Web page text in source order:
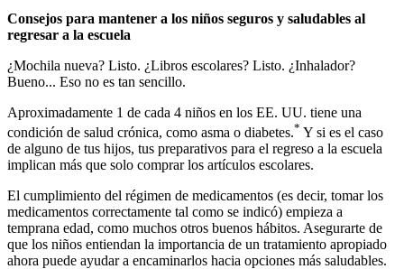
Consejos para mantener a los niños seguros y saludables al
regresar a la escuela
¿Mochila nueva? Listo. ¿Libros escolares? Listo. ¿Inhalador?
Bueno... Eso no es tan sencillo.
Aproximadamente 1 de cada 4 niños en los EE. UU. tiene una
condición de salud crónica, como asma o diabetes.* Y si es el caso
de alguno de tus hijos, tus preparativos para el regreso a la escuela
implican más que solo comprar los artículos escolares.
El cumplimiento del régimen de medicamentos (es decir, tomar los
medicamentos correctamente tal como se indicó) empieza a
temprana edad, como muchos otros buenos hábitos. Asegurarte de
que los niños entiendan la importancia de un tratamiento apropiado
ahora puede ayudar a encaminarlos hacia opciones más saludables.